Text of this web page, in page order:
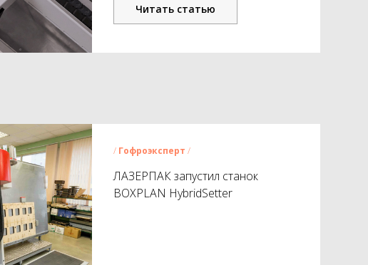
Читать статью
/ Гофроэксперт /
ЛАЗЕРПАК запустил станок
BOXPLAN HybridSetter